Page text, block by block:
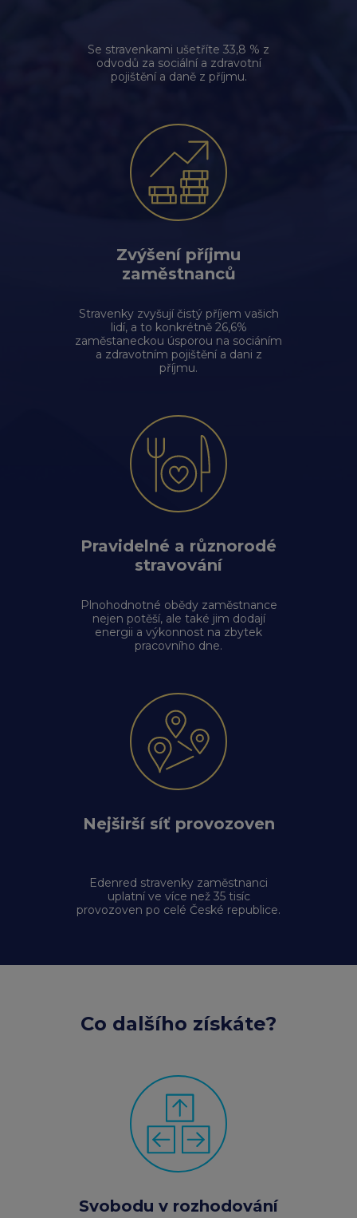
Se stravenkami ušetříte 33,8 % z
odvodů za sociální a zdravotní
pojištění a daně z příjmu.
Zvýšení příjmu
zaměstnanců
Stravenky zvyšují čistý příjem vašich
lidí, a to konkrétně 26,6%
zaměstaneckou úsporou na sociáním
a zdravotním pojištění a dani z
příjmu.
Pravidelné a různorodé
stravování
Plnohodnotné obědy zaměstnance
nejen potěší, ale také jim dodají
energii a výkonnost na zbytek
pracovního dne.
Nejširší síť provozoven
Edenred stravenky zaměstnanci
uplatní ve více než 35 tisíc
provozoven po celé České republice.
Co dalšího získáte?
Svobodu v rozhodování